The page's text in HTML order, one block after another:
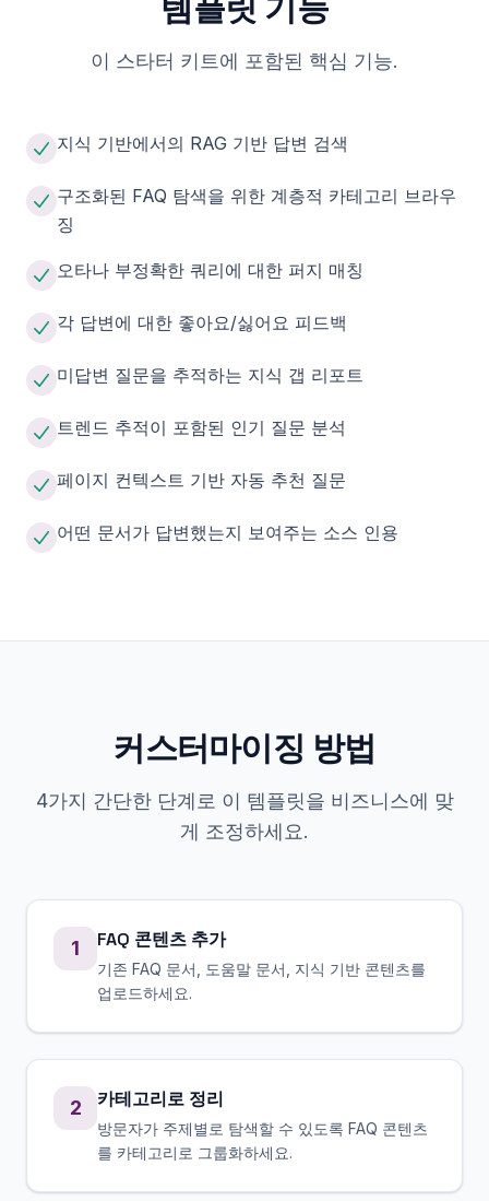
이 스타터 키트에 포함된 핵심 기능.
지식 기반에서의 RAG 기반 답변 검색
구조화된 FAQ 탐색을 위한 계층적 카테고리 브라우
징
오타나 부정확한 쿼리에 대한 퍼지 매칭
각 답변에 대한 좋아요/싫어요 피드백
미답변 질문을 추적하는 지식 갭 리포트
트렌드 추적이 포함된 인기 질문 분석
페이지 컨텍스트 기반 자동 추천 질문
어떤 문서가 답변했는지 보여주는 소스 인용
커스터마이징 방법
4가지 간단한 단계로 이 템플릿을 비즈니스에 맞
게 조정하세요.
1 FAQ 콘텐츠 추가
기존 FAQ 문서, 도움말 문서, 지식 기반 콘텐츠를
업로드하세요.
2 카테고리로 정리
방문자가 주제별로 탐색할 수 있도록 FAQ 콘텐츠
를 카테고리로 그룹화하세요.